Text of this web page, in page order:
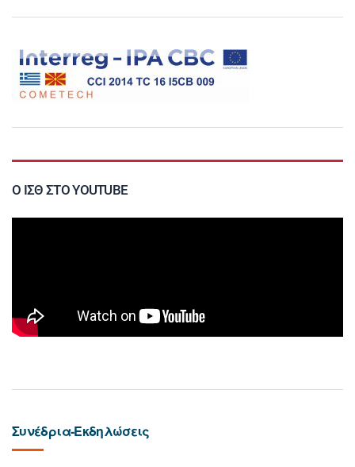
Ο ΙΣΘ ΣΤΟ YOUTUBE
Συνέδρια-Εκδηλώσεις